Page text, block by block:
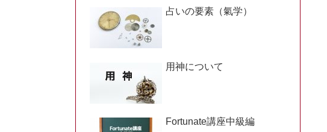
占いの要素（氣学）
用神について
Fortunate講座中級編